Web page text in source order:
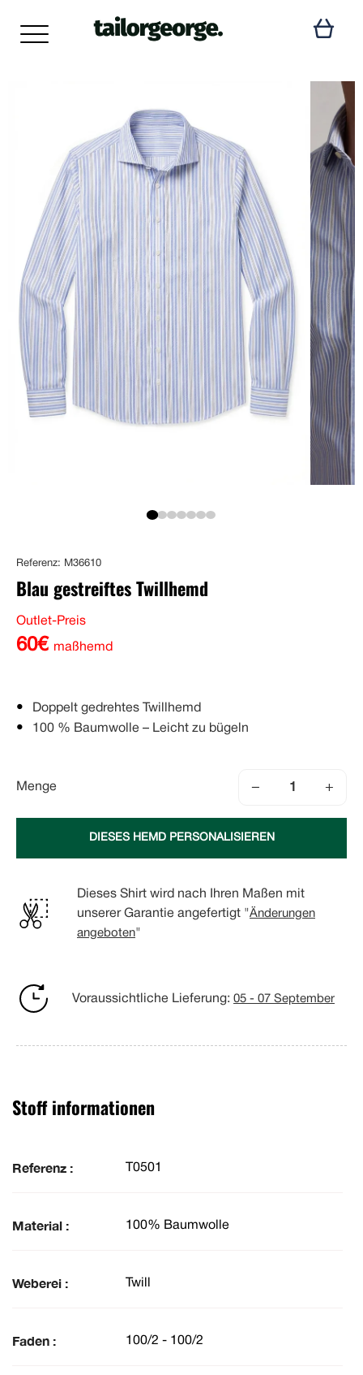
Referenz: M36610
Blau gestreiftes Twillhemd
Outlet-Preis
60€ maßhemd
Doppelt gedrehtes Twillhemd
100 % Baumwolle – Leicht zu bügeln
Menge − +
DIESES HEMD PERSONALISIEREN
Dieses Shirt wird nach Ihren Maßen mit
unserer Garantie angefertigt "Änderungen
angeboten"
Voraussichtliche Lieferung: 05 - 07 September
Stoff informationen
Referenz : T0501
Material : 100% Baumwolle
Weberei : Twill
Faden : 100/2 - 100/2